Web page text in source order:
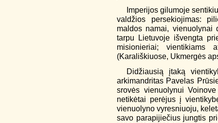
Imperijos gilumoje
valdžios persekiojimas:
maldos namai, vienuolynai
tarpu Lietuvoje išvengta
misionieriai;
(Karališkiuose, Ukmergės
Didžiausią įtaką
arkimandritas Pavelas
srovės vienuolynui
netikėtai perėjus į
vienuolyno vyresniuoju,
savo parapijiečius jungtis